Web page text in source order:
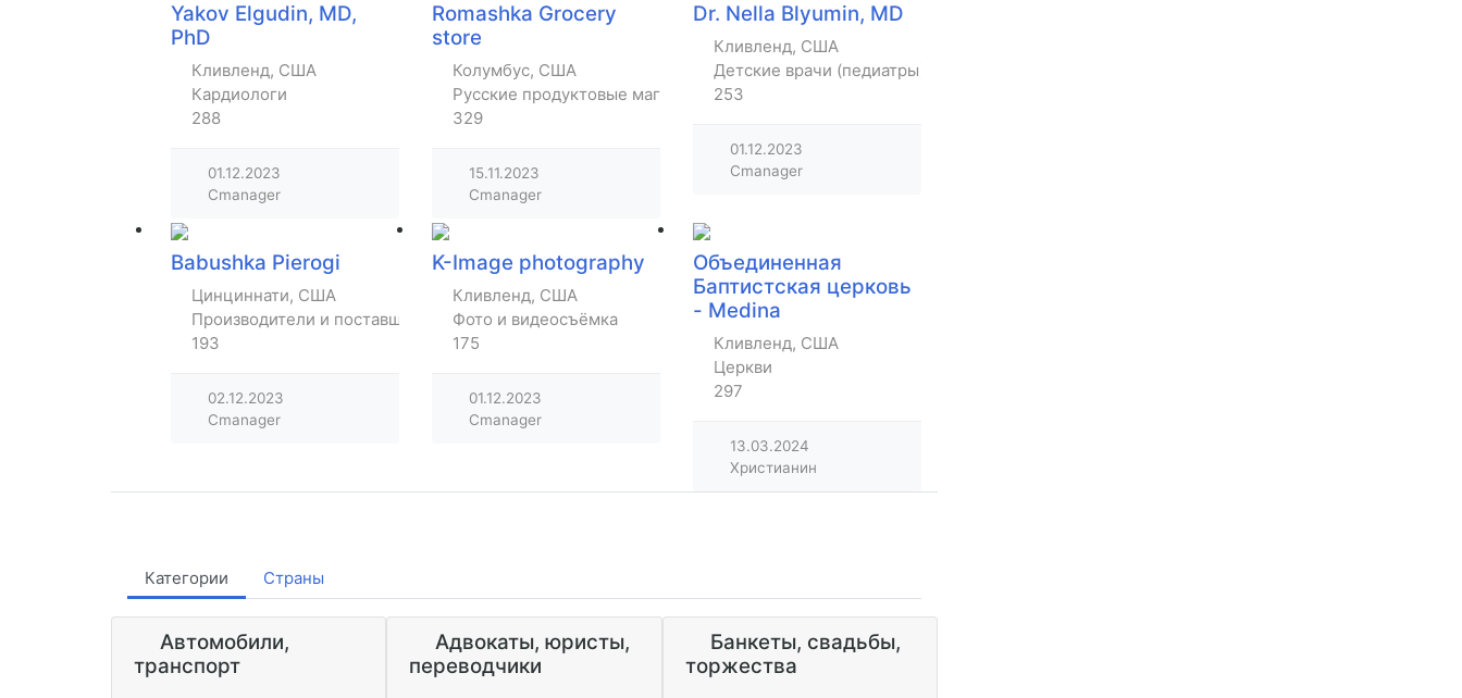
Yakov Elgudin, MD,
PhD
Кливленд, США
Кардиологи
288
01.12.2023
Cmanager
Romashka Grocery
store
Колумбус, США
Русские продуктовые магазины
329
15.11.2023
Cmanager
Dr. Nella Blyumin, MD
Кливленд, США
Детские врачи (педиатры)
253
01.12.2023
Cmanager
Babushka Pierogi
Цинциннати, США
Производители и поставщики товаров
193
02.12.2023
Cmanager
K-Image photography
Кливленд, США
Фото и видеосъёмка
175
01.12.2023
Cmanager
Объединенная
Баптистская церковь
- Medina
Кливленд, США
Церкви
297
13.03.2024
Христианин
Категории Страны
Автомобили,
транспорт
Адвокаты, юристы,
переводчики
Банкеты, свадьбы,
торжества